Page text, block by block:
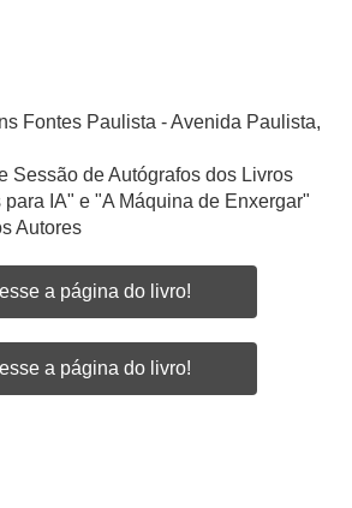
Fontes Paulista - Avenida Paulista,
Sessão de Autógrafos dos Livros
IA" e "A Máquina de Enxergar"
Autores
a página do livro!
a página do livro!